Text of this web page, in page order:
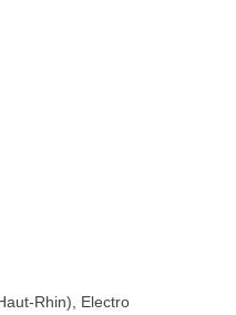
Rhin), Electro